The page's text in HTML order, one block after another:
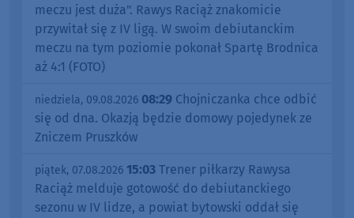
meczu jest duża". Rawys Raciąż znakomicie
przywitał się z IV ligą. W swoim debiutanckim
meczu na tym poziomie pokonał Spartę Brodnica
aż 4:1 (FOTO)
niedziela, 09.08.2026 08:29 Chojniczanka chce odbić
się od dna. Okazją będzie domowy pojedynek ze
Zniczem Pruszków
piątek, 07.08.2026 15:03 Trener piłkarzy Rawysa
Raciąż melduje gotowość do debiutanckiego
sezonu w IV lidze, a powiat bytowski oddał się